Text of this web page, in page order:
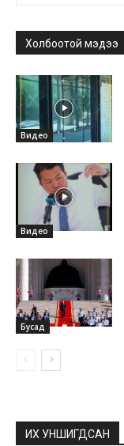
Холбоотой мэдээ
Видео
Видео
Бусад
ИХ УНШИГДСАН